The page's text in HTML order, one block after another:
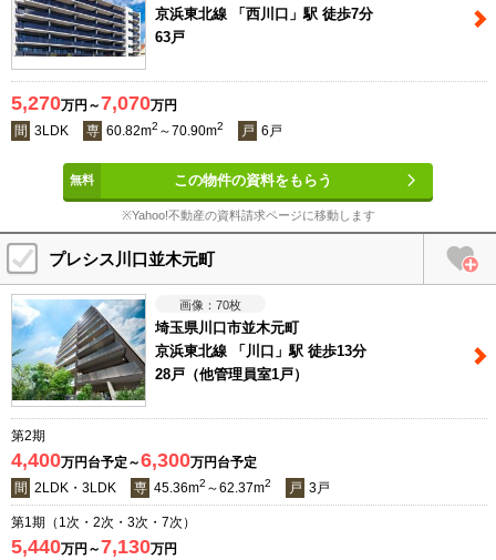
京浜東北線 「西川口」駅 徒歩7分
63戸
5,270万円～7,070万円
間 3LDK 専 60.82m2 ～70.90m2 戸 6戸
この物件の資料をもらう
※Yahoo!不動産の資料請求ページに移動します
プレシス川口並木元町
70枚
埼玉県川口市並木元町
京浜東北線 「川口」駅 徒歩13分
28戸（他管理員室1戸）
第2期
4,400万円台予定～6,300万円台予定
間 2LDK・3LDK 専 45.36m2 ～62.37m2 戸 3戸
第1期（1次・2次・3次・7次）
5,440万円～7,130万円